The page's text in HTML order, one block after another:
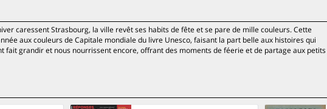
caressent Strasbourg, la ville revêt ses habits de fête et se pare de mille couleurs. Cette
aux couleurs de Capitale mondiale du livre Unesco, faisant la part belle aux histoires qui
fait grandir et nous nourrissent encore, offrant des moments de féerie et de partage aux petits